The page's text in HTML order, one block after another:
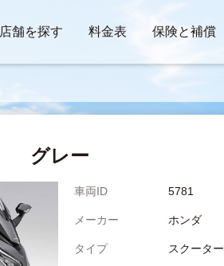
店舗を探す 料金表 保険と補償
グレー
車両ID 5781
メーカー ホンダ
タイプ スクーター